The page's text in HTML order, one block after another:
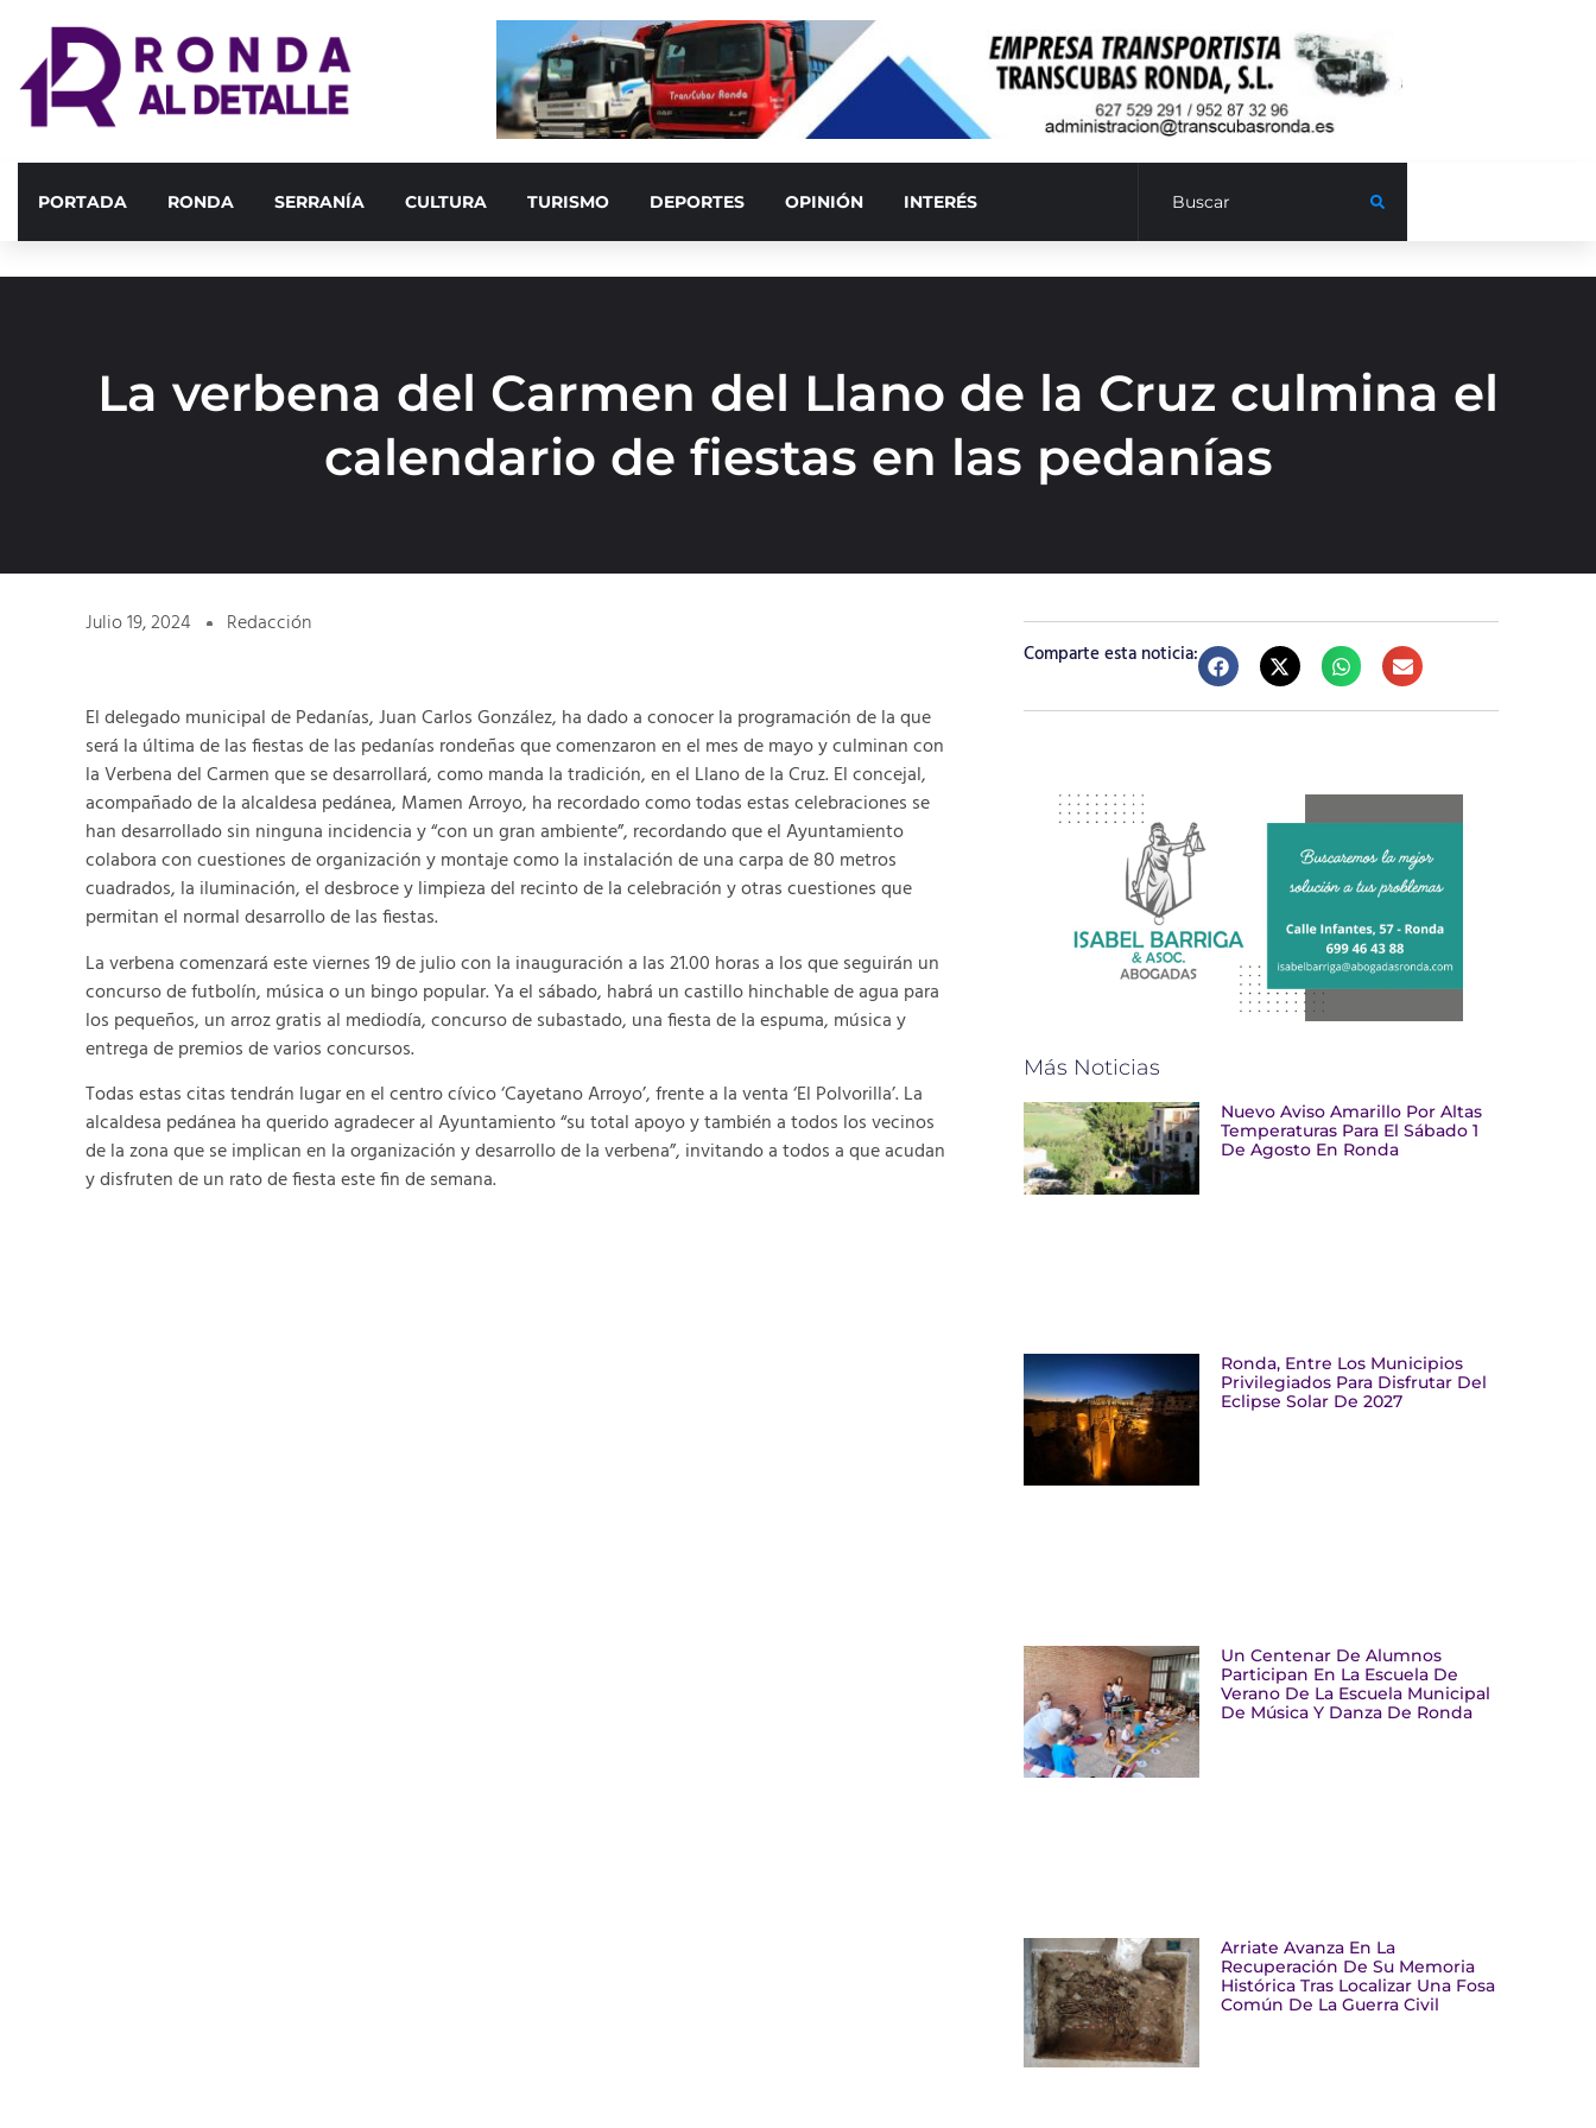
PORTADA RONDA SERRANÍA CULTURA TURISMO DEPORTES OPINIÓN INTERÉS
La verbena del Carmen del Llano de la Cruz culmina el
calendario de fiestas en las pedanías
Julio 19, 2024 Redacción
El delegado municipal de Pedanías, Juan Carlos González, ha dado a conocer la programación de la que
será la última de las fiestas de las pedanías rondeñas que comenzaron en el mes de mayo y culminan con
la Verbena del Carmen que se desarrollará, como manda la tradición, en el Llano de la Cruz. El concejal,
acompañado de la alcaldesa pedánea, Mamen Arroyo, ha recordado como todas estas celebraciones se
han desarrollado sin ninguna incidencia y “con un gran ambiente”, recordando que el Ayuntamiento
colabora con cuestiones de organización y montaje como la instalación de una carpa de 80 metros
cuadrados, la iluminación, el desbroce y limpieza del recinto de la celebración y otras cuestiones que
permitan el normal desarrollo de las fiestas.
La verbena comenzará este viernes 19 de julio con la inauguración a las 21.00 horas a los que seguirán un
concurso de futbolín, música o un bingo popular. Ya el sábado, habrá un castillo hinchable de agua para
los pequeños, un arroz gratis al mediodía, concurso de subastado, una fiesta de la espuma, música y
entrega de premios de varios concursos.
Todas estas citas tendrán lugar en el centro cívico ‘Cayetano Arroyo’, frente a la venta ‘El Polvorilla’. La
alcaldesa pedánea ha querido agradecer al Ayuntamiento “su total apoyo y también a todos los vecinos
de la zona que se implican en la organización y desarrollo de la verbena”, invitando a todos a que acudan
y disfruten de un rato de fiesta este fin de semana.
Comparte esta noticia:
Más Noticias
Nuevo Aviso Amarillo Por Altas
Temperaturas Para El Sábado 1
De Agosto En Ronda
Ronda, Entre Los Municipios
Privilegiados Para Disfrutar Del
Eclipse Solar De 2027
Un Centenar De Alumnos
Participan En La Escuela De
Verano De La Escuela Municipal
De Música Y Danza De Ronda
Arriate Avanza En La
Recuperación De Su Memoria
Histórica Tras Localizar Una Fosa
Común De La Guerra Civil